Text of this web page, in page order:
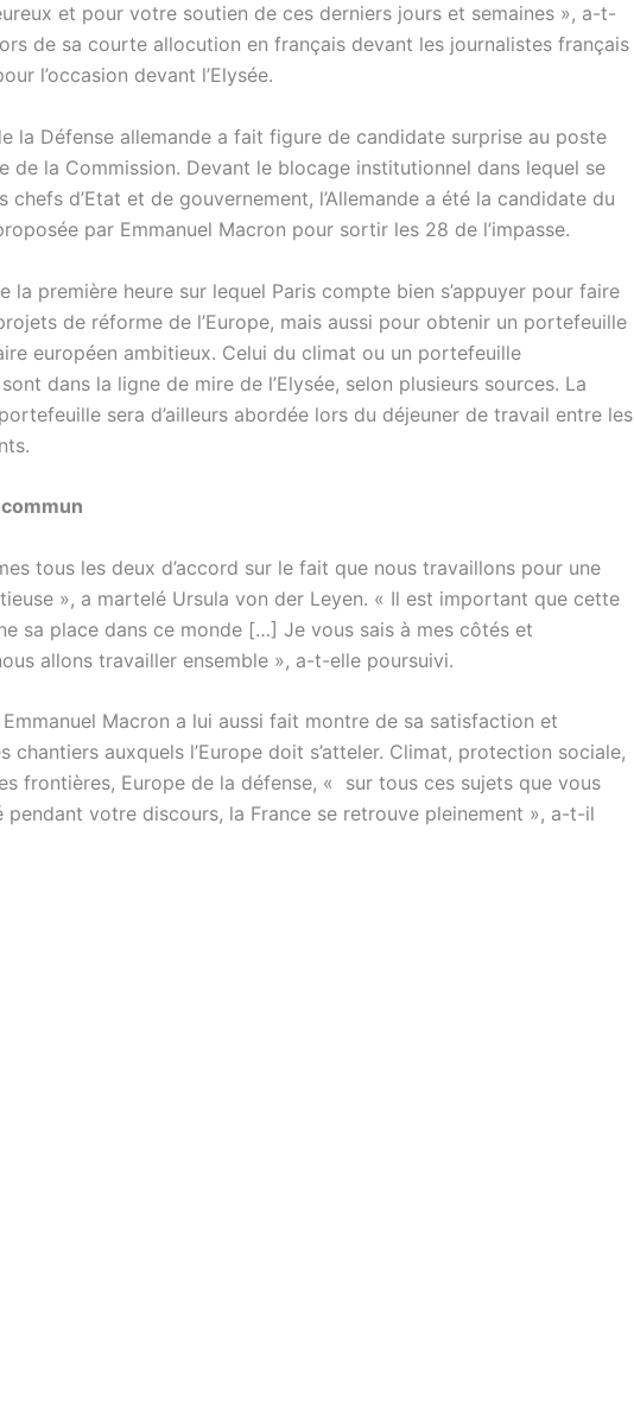
et pour votre soutien de ces derniers jours et semaines », a-t-
de sa courte allocution en français devant les journalistes français
l’occasion devant l’Elysée.
la Défense allemande a fait figure de candidate surprise au poste
de la Commission. Devant le blocage institutionnel dans lequel se
chefs d’Etat et de gouvernement, l’Allemande a été la candidate du
par Emmanuel Macron pour sortir les 28 de l’impasse.
la première heure sur lequel Paris compte bien s’appuyer pour faire
de réforme de l’Europe, mais aussi pour obtenir un portefeuille
européen ambitieux. Celui du climat ou un portefeuille
dans la ligne de mire de l’Elysée, selon plusieurs sources. La
sera d’ailleurs abordée lors du déjeuner de travail entre les
tous les deux d’accord sur le fait que nous travaillons pour une
», a martelé Ursula von der Leyen. « Il est important que cette
sa place dans ce monde […] Je vous sais à mes côtés et
allons travailler ensemble », a-t-elle poursuivi.
Macron a lui aussi fait montre de sa satisfaction et
chantiers auxquels l’Europe doit s’atteler. Climat, protection sociale,
frontières, Europe de la défense, « sur tous ces sujets que vous
pendant votre discours, la France se retrouve pleinement », a-t-il